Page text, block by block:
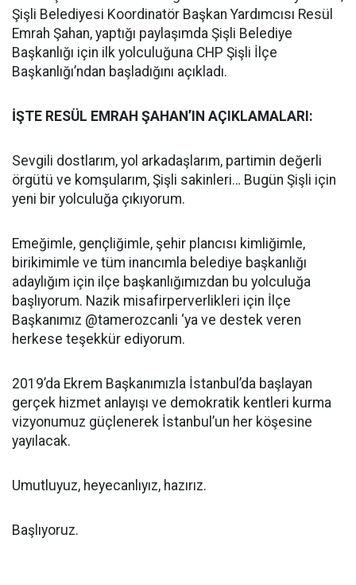
Şişli Belediyesi Koordinatör Başkan Yardımcısı Resül
Emrah Şahan, yaptığı paylaşımda Şişli Belediye
Başkanlığı için ilk yolculuğuna CHP Şişli İlçe
Başkanlığı’ndan başladığını açıkladı.
İŞTE RESÜL EMRAH ŞAHAN’IN AÇIKLAMALARI:
Sevgili dostlarım, yol arkadaşlarım, partimin değerli
örgütü ve komşularım, Şişli sakinleri… Bugün Şişli için
yeni bir yolculuğa çıkıyorum.
Emeğimle, gençliğimle, şehir plancısı kimliğimle,
birikimimle ve tüm inancımla belediye başkanlığı
adaylığım için ilçe başkanlığımızdan bu yolculuğa
başlıyorum. Nazik misafirperverlikleri için İlçe
Başkanımız @tamerozcanli ‘ya ve destek veren
herkese teşekkür ediyorum.
2019’da Ekrem Başkanımızla İstanbul’da başlayan
gerçek hizmet anlayışı ve demokratik kentleri kurma
vizyonumuz güçlenerek İstanbul’un her köşesine
yayılacak.
Umutluyuz, heyecanlıyız, hazırız.
Başlıyoruz.